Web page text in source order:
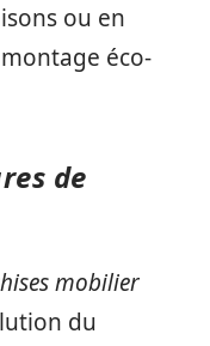
ou en
éco-
de
mobilier
du